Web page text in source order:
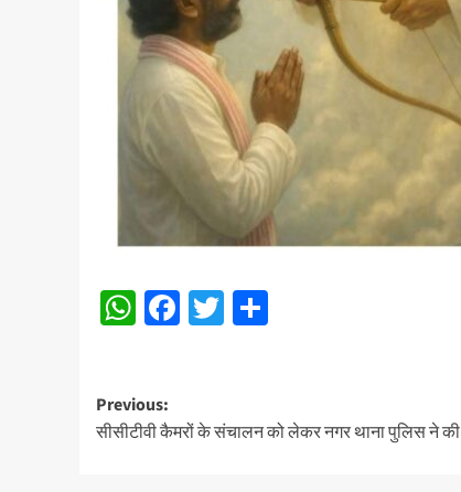
WhatsApp
Facebook
Twitter
Post
navigation
Previous:
सीसीटीवी कैमरों के संचालन को लेकर नगर थाना पुलिस ने